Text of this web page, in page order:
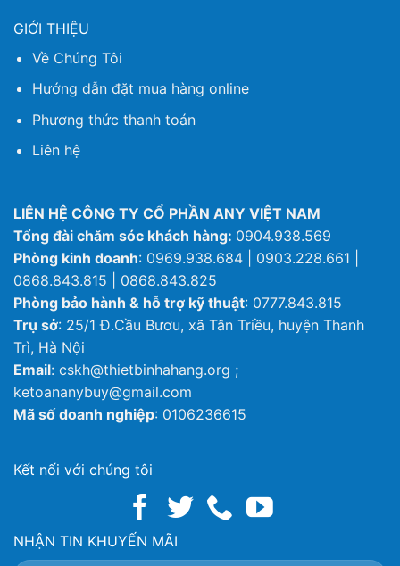
GIỚI THIỆU
Về Chúng Tôi
Hướng dẫn đặt mua hàng online
Phương thức thanh toán
Liên hệ
LIÊN HỆ CÔNG TY CỔ PHẦN ANY VIỆT NAM
Tổng đài chăm sóc khách hàng: 0904.938.569
Phòng kinh doanh: 0969.938.684 | 0903.228.661 |
0868.843.815 | 0868.843.825
Phòng bảo hành & hỗ trợ kỹ thuật: 0777.843.815
Trụ sở: 25/1 Đ.Cầu Bươu, xã Tân Triều, huyện Thanh
Trì, Hà Nội
Email: cskh@thietbinhahang.org ;
ketoananybuy@gmail.com
Mã số doanh nghiệp: 0106236615
Kết nối với chúng tôi
NHẬN TIN KHUYẾN MÃI